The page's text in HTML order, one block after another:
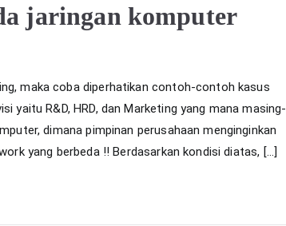
jaringan komputer
maka coba diperhatikan contoh-contoh kasus
yaitu R&D, HRD, dan Marketing yang mana masing-
dimana pimpinan perusahaan menginginkan
yang berbeda !! Berdasarkan kondisi diatas, […]